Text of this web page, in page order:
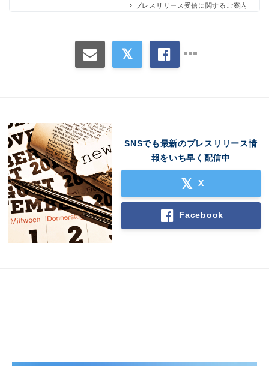
プレスリリース受信に関するご案内
SNSでも最新のプレスリリース情
報をいち早く配信中
X
Facebook